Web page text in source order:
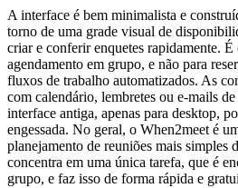
A interface é bem minimalista e
torno de uma grade visual de
criar e conferir enquetes rapidamente. É
agendamento em grupo, e não para
fluxos de trabalho automatizados. As
com calendário, lembretes ou e-mails
interface antiga, apenas para desktop,
engessada. No geral, o When2meet é
planejamento de reuniões mais simples
concentra em uma única tarefa, que é
grupo, e faz isso de forma rápida e